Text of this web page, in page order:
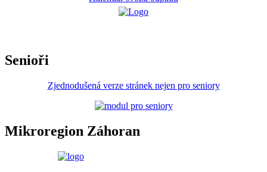
Senioři
Zjednodušená verze stránek nejen pro seniory
Mikroregion Záhoran